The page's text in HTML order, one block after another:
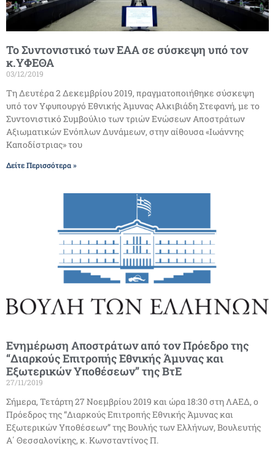
Το Συντονιστικό των ΕΑΑ σε σύσκεψη υπό τον
κ.ΥΦΕΘΑ
03/12/2019
Τη Δευτέρα 2 Δεκεμβρίου 2019, πραγματοποιήθηκε σύσκεψη
υπό τον Υφυπουργό Εθνικής Άμυνας Αλκιβιάδη Στεφανή, με το
Συντονιστικό Συμβούλιο των τριών Ενώσεων Αποστράτων
Αξιωματικών Ενόπλων Δυνάμεων, στην αίθουσα «Ιωάννης
Καποδίστριας» του
Δείτε Περισσότερα »
Ενημέρωση Αποστράτων από τον Πρόεδρο της
“Διαρκούς Επιτροπής Εθνικής Άμυνας και
Εξωτερικών Υποθέσεων” της ΒτΕ
27/11/2019
Σήμερα, Τετάρτη 27 Νοεμβρίου 2019 και ώρα 18:30 στη ΛΑΕΔ, ο
Πρόεδρος της “Διαρκούς Επιτροπής Εθνικής Άμυνας και
Εξωτερικών Υποθέσεων” της Βουλής των Ελλήνων, Βουλευτής
Α΄ Θεσσαλονίκης, κ. Κωνσταντίνος Π.